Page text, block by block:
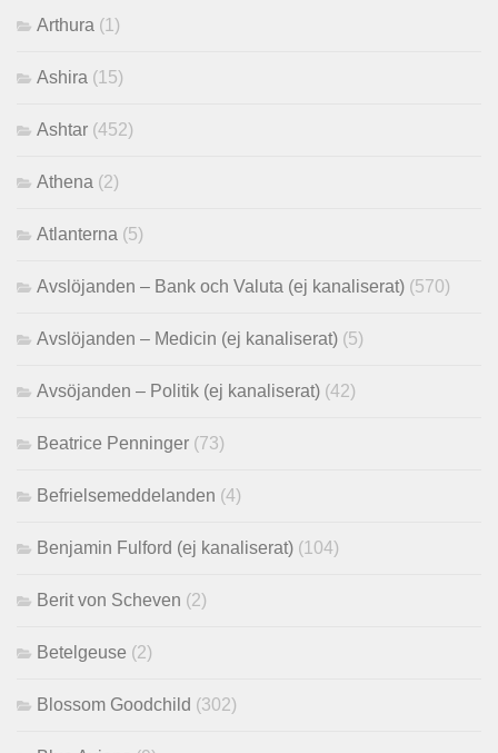
Arthura (1)
Ashira (15)
Ashtar (452)
Athena (2)
Atlanterna (5)
Avslöjanden – Bank och Valuta (ej kanaliserat) (570)
Avslöjanden – Medicin (ej kanaliserat) (5)
Avsöjanden – Politik (ej kanaliserat) (42)
Beatrice Penninger (73)
Befrielsemeddelanden (4)
Benjamin Fulford (ej kanaliserat) (104)
Berit von Scheven (2)
Betelgeuse (2)
Blossom Goodchild (302)